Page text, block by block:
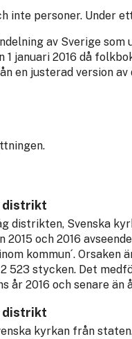
inte personer. Under
av Sverige som
1 januari 2016 då
en justerad version
distrikt
distrikten, Svenska
och 2016
kommun´.
523 stycken. Det
2016 och senare än
distrikt
kyrkan från